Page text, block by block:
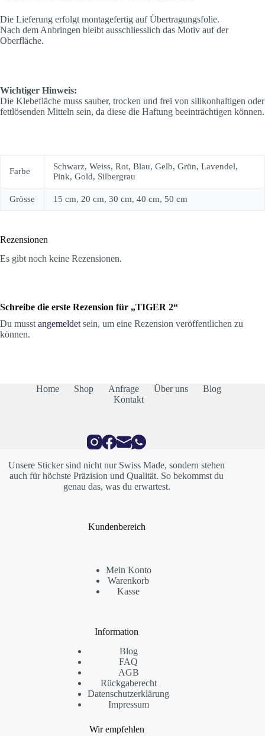
Die Lieferung erfolgt montagefertig auf Übertragungsfolie.
Nach dem Anbringen bleibt ausschliesslich das Motiv auf der
Oberfläche.
Wichtiger Hinweis:
Die Klebefläche muss sauber, trocken und frei von silikonhaltigen oder
fettlösenden Mitteln sein, da diese die Haftung beeinträchtigen können.
Farbe
Schwarz, Weiss, Rot, Blau, Gelb, Grün, Lavendel,
Pink, Gold, Silbergrau
Grösse 15 cm, 20 cm, 30 cm, 40 cm, 50 cm
Rezensionen
Es gibt noch keine Rezensionen.
Schreibe die erste Rezension für „TIGER 2“
Du musstangemeldetsein, um eine Rezension veröffentlichen zu
können.
Home Shop Anfrage Über uns
Blog
Kontakt
Unsere Sticker sind nicht nur Swiss Made, sondern stehen
auch für höchste Präzision und Qualität. So bekommst du
genau das, was du erwartest.
Kundenbereich
Mein Konto
Warenkorb
Kasse
Information
Blog
FAQ
AGB
Rückgaberecht
Datenschutzerklärung
Impressum
Wir empfehlen